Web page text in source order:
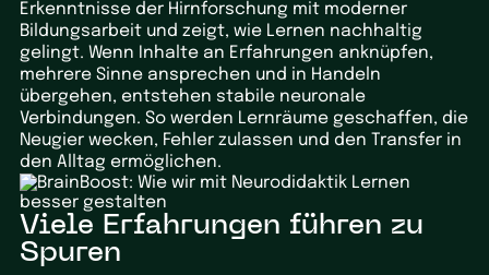
Erkenntnisse der Hirnforschung mit moderner
Bildungsarbeit und zeigt, wie Lernen nachhaltig
gelingt. Wenn Inhalte an Erfahrungen anknüpfen,
mehrere Sinne ansprechen und in Handeln
übergehen, entstehen stabile neuronale
Verbindungen. So werden Lernräume geschaffen, die
Neugier wecken, Fehler zulassen und den Transfer in
den Alltag ermöglichen.
Viele Erfahrungen führen zu
Spuren